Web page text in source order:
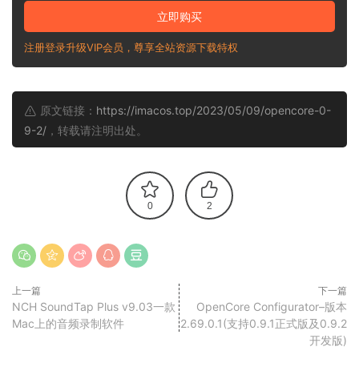
立即购买
注册登录升级VIP会员，尊享全站资源下载特权
原文链接： https://imacos.top/2023/05/09/opencore-0-
9-2/ ，转载请注明出处。
0 2
上一篇
NCH SoundTap Plus v9.03一款
Mac上的音频录制软件
下一篇
OpenCore Configurator–版本
2.69.0.1(支持0.9.1正式版及0.9.2
开发版)